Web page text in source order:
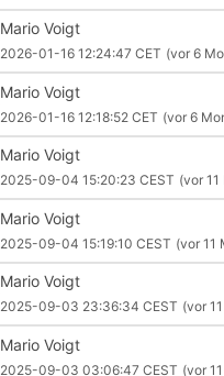
Mario Voigt
2026-01-16 12:24:47 CET (vor 6
Mario Voigt
2026-01-16 12:18:52 CET (vor 6
Mario Voigt
2025-09-04 15:20:23 CEST (vor
Mario Voigt
2025-09-04 15:19:10 CEST (vor 11
Mario Voigt
2025-09-03 23:36:34 CEST (vor
Mario Voigt
2025-09-03 03:06:47 CEST (vor